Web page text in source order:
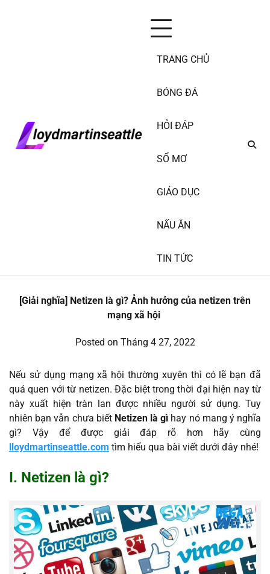
TRANG CHỦ
BÓNG ĐÁ
HỎI ĐÁP
SỔ MƠ
GIÁO DỤC
NẤU ĂN
TIN TỨC
[Giải nghĩa] Netizen là gì? Ảnh hưởng của netizen trên
mạng xã hội
Posted on Tháng 4 27, 2022
Nếu sử dụng mạng xã hội thường xuyên thì có lẽ bạn đã
quá quen với từ netizen. Đặc biệt trong thời đại hiện nay từ
này xuất hiện tràn lan được nhiều người sử dụng. Tuy
nhiên bạn vẫn chưa biết Netizen là gì hay nó mang ý nghĩa
gì? Vậy để được giải đáp rõ hơn hãy cùng
lloydmartinseattle.com tìm hiểu qua bài viết dưới đây nhé!
I. Netizen là gì?